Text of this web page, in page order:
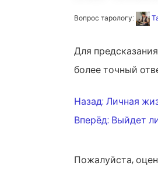
Вопрос тарологу:
Для
более точный
ПО
Назад: Личная
Вперёд: Выйдет
Пожалуйста,